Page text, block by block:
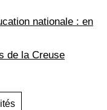
nationale : en
de la Creuse